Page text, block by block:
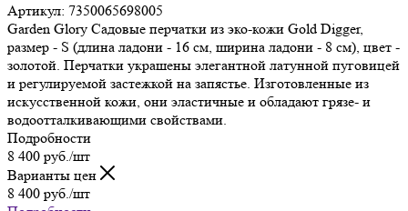
Артикул: 7350065698005
Garden Glory Садовые перчатки из эко-кожи Gold Digger,
размер - S (длина ладони - 16 см, ширина ладони - 8 см), цвет -
золотой. Перчатки украшены элегантной латунной пуговицей
и регулируемой застежкой на запястье. Изготовленные из
искусственной кожи, они эластичные и обладают грязе- и
водоотталкивающими свойствами.
Подробности
8 400 руб. /шт
Варианты цен
8 400 руб. /шт